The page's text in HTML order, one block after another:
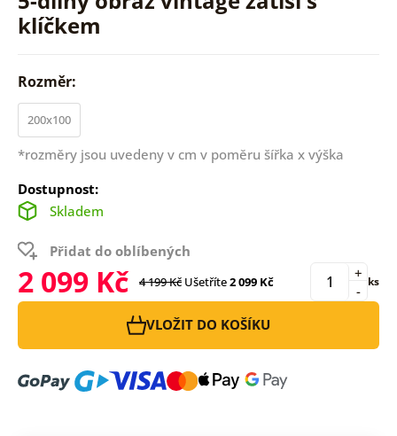
klíčkem
Rozměr:
200x100
*rozměry jsou uvedeny v cm v poměru šířka x výška
Dostupnost:
Skladem
Přidat do oblíbených
2 099 Kč 4 199 Kč Ušetříte2 099 Kč -
+ ks
VLOŽIT DO KOŠÍKU